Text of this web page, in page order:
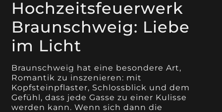
Hochzeitsfeuerwerk
Braunschweig: Liebe
im Licht
Braunschweig hat eine besondere Art,
Romantik zu inszenieren: mit
Kopfsteinpflaster, Schlossblick und dem
Gefühl, dass jede Gasse zu einer Kulisse
werden kann. Wenn sich dann die